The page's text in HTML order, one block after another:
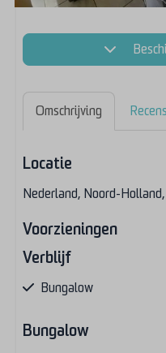
Omschrijving
Locatie
Nederland, Noord-
Voorzieningen
Verblijf
Bungalow
Bungalow